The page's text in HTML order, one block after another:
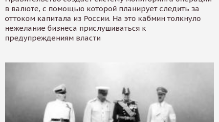
в валюте, с помощью которой планирует следить за
оттоком капитала из России. На это кабмин толкнуло
нежелание бизнеса прислушиваться к
предупреждениям власти